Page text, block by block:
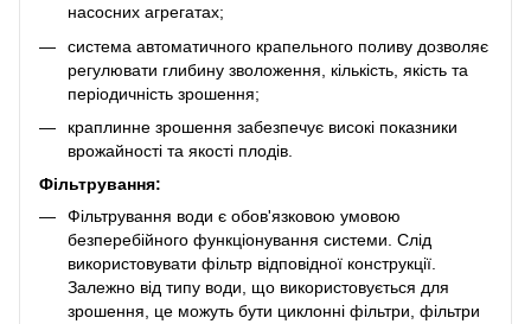
насосних агрегатах;
система автоматичного крапельного поливу дозволяє
регулювати глибину зволоження, кількість, якість та
періодичність зрошення;
краплинне зрошення забезпечує високі показники
врожайності та якості плодів.
Фільтрування:
Фільтрування води є обов'язковою умовою
безперебійного функціонування системи. Слід
використовувати фільтр відповідної конструкції.
Залежно від типу води, що використовується для
зрошення, це можуть бути циклонні фільтри, фільтри